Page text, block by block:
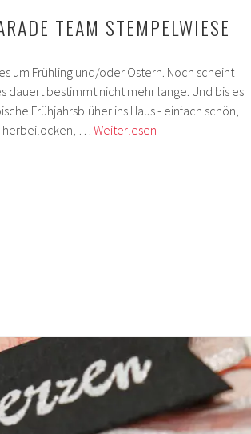
TEAM STEMPELWIESE
um Frühling und/oder Ostern. Noch scheint
dauert bestimmt nicht mehr lange. Und bis es
Frühjahrsblüher ins Haus - einfach schön,
herbeilocken, … Weiterlesen